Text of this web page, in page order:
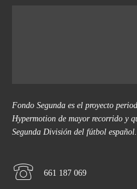
Fondo Segunda es el proyecto
Hypermotion de mayor recorrido y
Segunda División del fútbol
661 187 069